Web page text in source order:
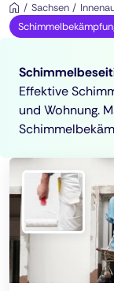
Sachsen
Effektive
und Wohnung.